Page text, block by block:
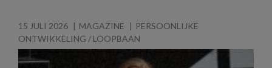
15 JULI 2026 MAGAZINE
PERSOONLIJKE
ONTWIKKELING / LOOPBAAN